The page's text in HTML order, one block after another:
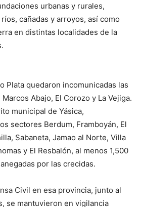
urbanas y rurales,
cañadas y arroyos, así como
en distintas localidades de la
Plata quedaron incomunicadas las
Abajo, El Corozo y La Vejiga.
municipal de Yásica,
sectores Berdum, Framboyán, El
Sabaneta, Jamao al Norte, Villa
y El Resbalón, al menos 1,500
por las crecidas.
Civil en esa provincia, junto al
se mantuvieron en vigilancia